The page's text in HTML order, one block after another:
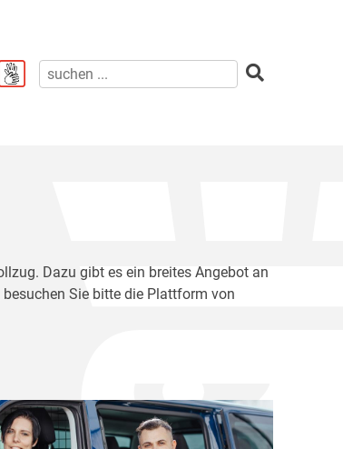
Dazu gibt es ein breites Angebot an
Sie bitte die Plattform von